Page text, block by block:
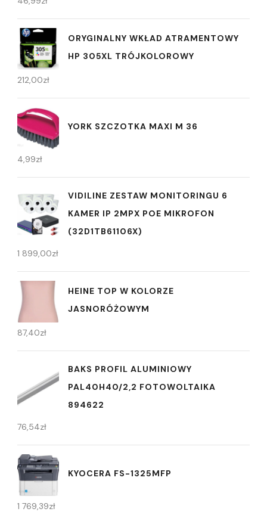
ORYGINALNY WKŁAD ATRAMENTOWY
HP 305XL TRÓJKOLOROWY
212,00zł
YORK SZCZOTKA MAXI M 36
4,99zł
VIDILINE ZESTAW MONITORINGU 6
KAMER IP 2MPX POE MIKROFON
(32D1TB61106X)
1 899,00zł
HEINE TOP W KOLORZE
JASNORÓŻOWYM
87,40zł
BAKS PROFIL ALUMINIOWY
PAL40H40/2,2 FOTOWOLTAIKA
894622
76,54zł
KYOCERA FS-1325MFP
1 769,39zł